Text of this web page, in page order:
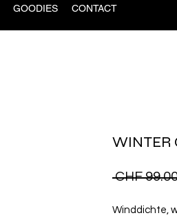
GOODIES CONTACT
WINTER
CHF
Winddichte,